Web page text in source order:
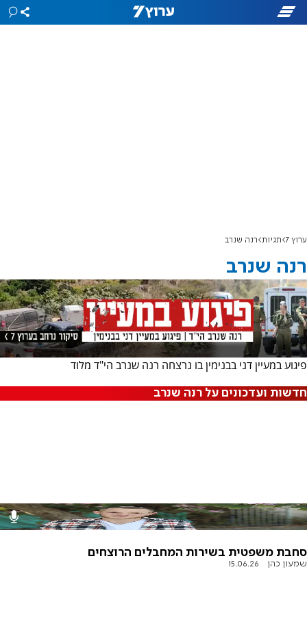
ערוץ 7 תגיות רנה שנרב
רנה שנרב
פיגוע במעיין דני בבנימין בו נרצחה רנה שנרב הי"ד מלוד
חדשות ועדכונים על רנה שנרב
סחבת משפטית בשירות המחבלים הרוצחים
שמעון כהן 15.06.26